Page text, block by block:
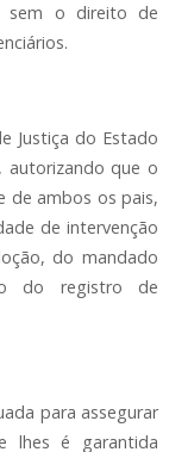
sem o direito de
Justiça do Estado
autorizando que o
de ambos os pais,
de intervenção
do mandado
do registro de
para assegurar
lhes é garantida